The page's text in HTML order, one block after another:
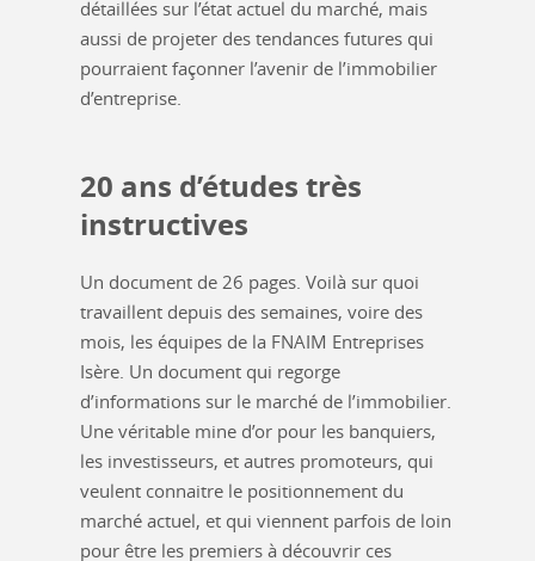
détaillées sur l’état actuel du marché, mais
aussi de projeter des tendances futures qui
pourraient façonner l’avenir de l’immobilier
d’entreprise.
20 ans d’études très
instructives
Un document de 26 pages. Voilà sur quoi
travaillent depuis des semaines, voire des
mois, les équipes de la FNAIM Entreprises
Isère. Un document qui regorge
d’informations sur le marché de l’immobilier.
Une véritable mine d’or pour les banquiers,
les investisseurs, et autres promoteurs, qui
veulent connaitre le positionnement du
marché actuel, et qui viennent parfois de loin
pour être les premiers à découvrir ces